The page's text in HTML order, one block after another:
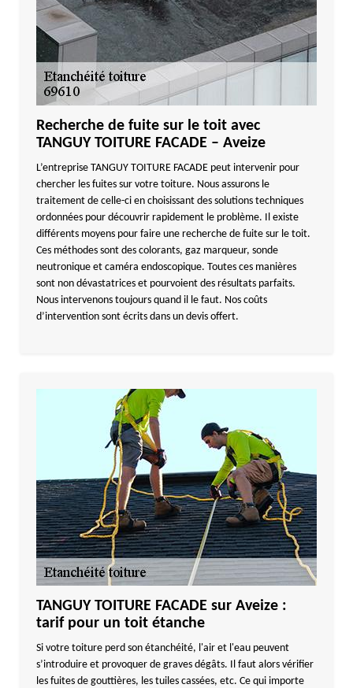
Recherche de fuite sur le toit avec
TANGUY TOITURE FACADE – Aveize
L’entreprise TANGUY TOITURE FACADE peut intervenir pour
chercher les fuites sur votre toiture. Nous assurons le
traitement de celle-ci en choisissant des solutions techniques
ordonnées pour découvrir rapidement le problème. Il existe
différents moyens pour faire une recherche de fuite sur le toit.
Ces méthodes sont des colorants, gaz marqueur, sonde
neutronique et caméra endoscopique. Toutes ces manières
sont non dévastatrices et pourvoient des résultats parfaits.
Nous intervenons toujours quand il le faut. Nos coûts
d’intervention sont écrits dans un devis offert.
TANGUY TOITURE FACADE sur Aveize :
tarif pour un toit étanche
Si votre toiture perd son étanchéité, l'air et l'eau peuvent
s’introduire et provoquer de graves dégâts. Il faut alors vérifier
les fuites de gouttières, les tuiles cassées, etc. Ce qui importe